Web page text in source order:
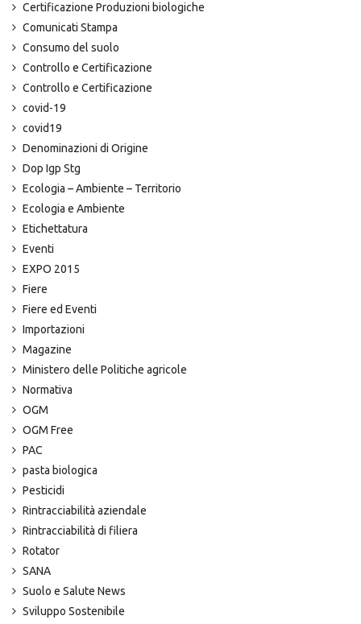
Certificazione Produzioni biologiche
Comunicati Stampa
Consumo del suolo
Controllo e Certificazione
Controllo e Certificazione
covid-19
covid19
Denominazioni di Origine
Dop Igp Stg
Ecologia – Ambiente – Territorio
Ecologia e Ambiente
Etichettatura
Eventi
EXPO 2015
Fiere
Fiere ed Eventi
Importazioni
Magazine
Ministero delle Politiche agricole
Normativa
OGM
OGM Free
PAC
pasta biologica
Pesticidi
Rintracciabilità aziendale
Rintracciabilità di filiera
Rotator
SANA
Suolo e Salute News
Sviluppo Sostenibile